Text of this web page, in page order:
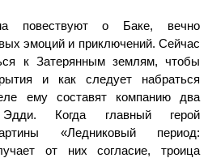
повествуют о Баке, вечно
эмоций и приключений. Сейчас
к Затерянным землям, чтобы
и как следует набраться
ему составят компанию два
Когда главный герой
«Ледниковый период:
от них согласие, троица